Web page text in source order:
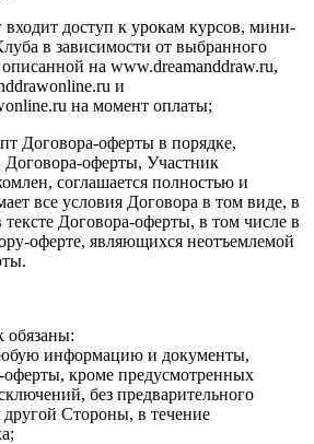
входит доступ к урокам курсов, мини-
в зависимости от выбранного
на www.dreamanddraw.ru,
и
на момент оплаты;
Договора-оферты в порядке,
оферты, Участник
соглашается полностью и
все условия Договора в том виде, в
Договора-оферты, в том числе в
оферте, являющихся неотъемлемой
обязаны:
информацию и документы,
кроме предусмотренных
без предварительного
другой Стороны, в течение